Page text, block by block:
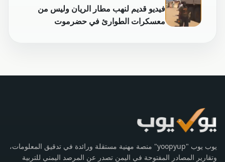
فيديو قديم لنهب مطار الريان وليس من
معسكرات الطوارئ في حضرموت
يوب يوب "yoopyup" منصة مهنية مستقلة ورائدة في تدقيق المعلومات،
وتقارير المصادر المفتوحة في اليمن تصدر عن المرصد اليمني للتربية